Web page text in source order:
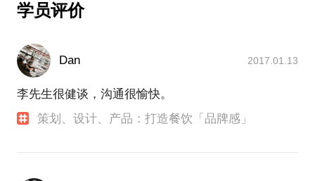
学员评价
Dan 2017.01.13
李先生很健谈，沟通很愉快。
策划、设计、产品：打造餐饮「品牌感」